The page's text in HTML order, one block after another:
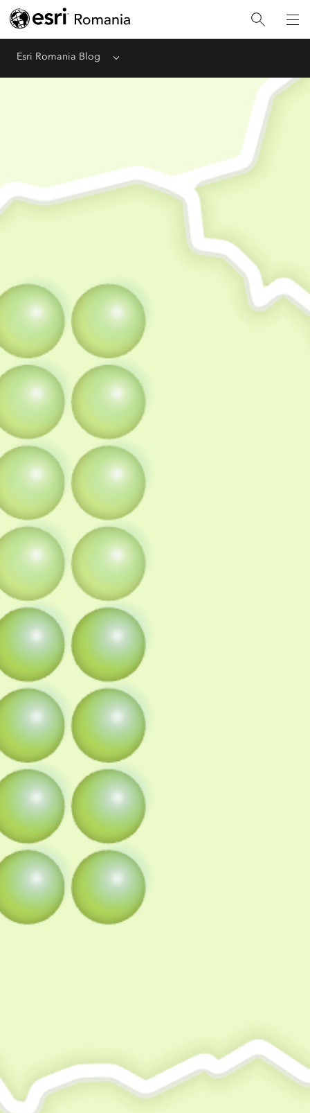
Esri Romania Blog Menu